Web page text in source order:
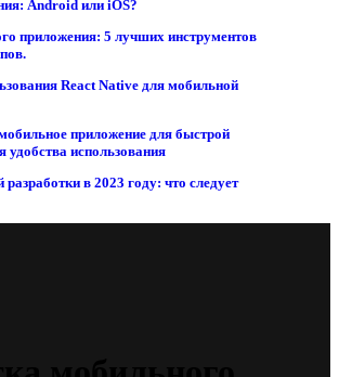
Android или iOS?
приложения: 5 лучших инструментов
React Native для мобильной
приложение для быстрой
удобства использования
в 2023 году: что следует